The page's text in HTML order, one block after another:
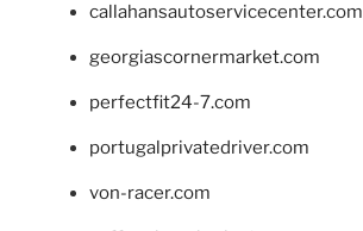
callahansautoservicecenter.com
georgiascornermarket.com
perfectfit24-7.com
portugalprivatedriver.com
von-racer.com